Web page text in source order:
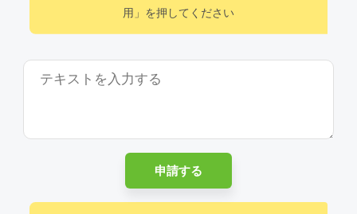
用」を押してください
申請する